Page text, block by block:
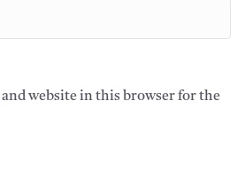
and website in this browser for the